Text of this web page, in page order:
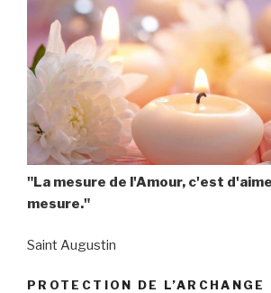
"La mesure de l'Amour, c'est
mesure."
Saint Augustin
PROTECTION DE L’ARCHANGE